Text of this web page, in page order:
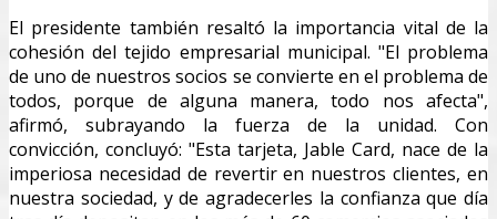
El presidente también resaltó la importancia vital de la
cohesión del tejido empresarial municipal. "El problema
de uno de nuestros socios se convierte en el problema de
todos, porque de alguna manera, todo nos afecta",
afirmó, subrayando la fuerza de la unidad. Con
convicción, concluyó: "Esta tarjeta, Jable Card, nace de la
imperiosa necesidad de revertir en nuestros clientes, en
nuestra sociedad, y de agradecerles la confianza que día